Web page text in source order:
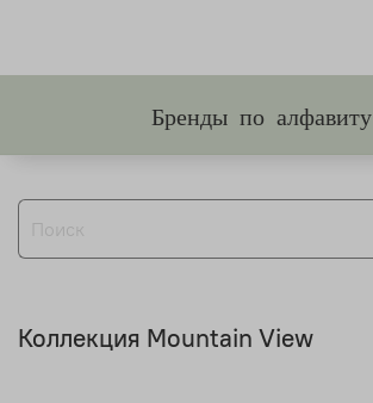
Бренды по алфавиту
Коллекция Mountain View